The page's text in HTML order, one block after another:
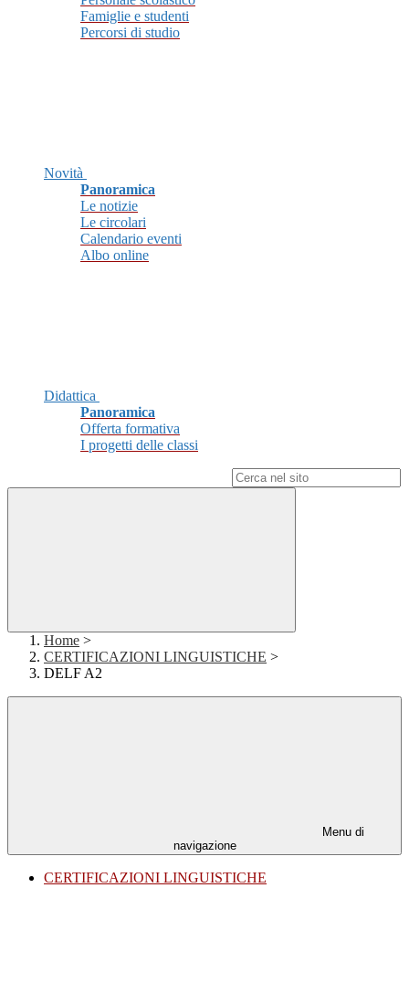
Famiglie e studenti
Percorsi di studio
Novità
Panoramica
Le notizie
Le circolari
Calendario eventi
Albo online
Didattica
Panoramica
Offerta formativa
I progetti delle classi
Home >
CERTIFICAZIONI LINGUISTICHE >
DELF A2
Menu di
navigazione
CERTIFICAZIONI LINGUISTICHE